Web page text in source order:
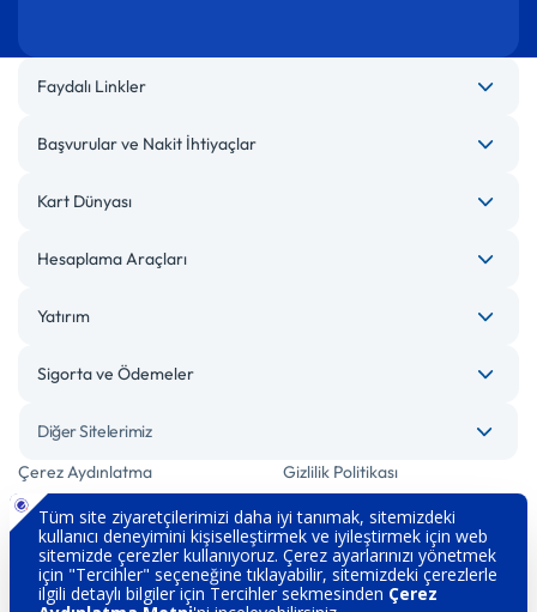
Faydalı Linkler
Başvurular ve Nakit İhtiyaçlar
Kart Dünyası
Hesaplama Araçları
Yatırım
Sigorta ve Ödemeler
Diğer Sitelerimiz
Çerez Aydınlatma
Gizlilik Politikası
Bilgi Toplumu Hizmetleri Engelsiz Bankacılık
Kişisel Verilerin Korunması Güvenlik
İletişim Hakkımızda